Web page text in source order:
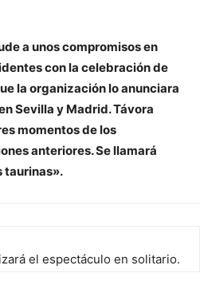
a unos compromisos en
con la celebración de
la organización lo anunciara
Sevilla y Madrid. Távora
momentos de los
anteriores. Se llamará
taurinas».
el espectáculo en solitario.